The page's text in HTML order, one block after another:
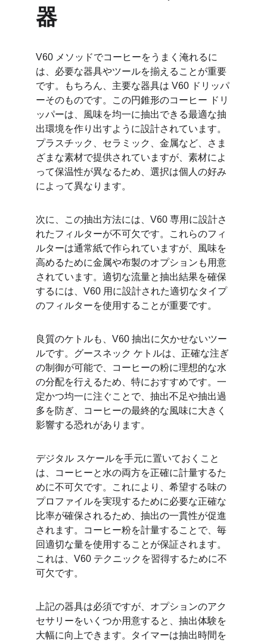
器
V60 メソッドでコーヒーをうまく淹れるに
は、必要な器具やツールを揃えることが重要
です。もちろん、主要な器具は V60 ドリッパ
ーそのものです。この円錐形のコーヒー ドリ
ッパーは、風味を均一に抽出できる最適な抽
出環境を作り出すように設計されています。
プラスチック、セラミック、金属など、さま
ざまな素材で提供されていますが、素材によ
って保温性が異なるため、選択は個人の好み
によって異なります。
次に、この抽出方法には、V60 専用に設計さ
れたフィルターが不可欠です。これらのフィ
ルターは通常紙で作られていますが、風味を
高めるために金属や布製のオプションも用意
されています。適切な流量と抽出結果を確保
するには、V60 用に設計された適切なタイプ
のフィルターを使用することが重要です。
良質のケトルも、V60 抽出に欠かせないツー
ルです。グースネック ケトルは、正確な注ぎ
の制御が可能で、コーヒーの粉に理想的な水
の分配を行えるため、特におすすめです。一
定かつ均一に注ぐことで、抽出不足や抽出過
多を防ぎ、コーヒーの最終的な風味に大きく
影響する恐れがあります。
デジタル スケールを手元に置いておくこと
は、コーヒーと水の両方を正確に計量するた
めに不可欠です。これにより、希望する味の
プロファイルを実現するために必要な正確な
比率が確保されるため、抽出の一貫性が促進
されます。コーヒー粉を計量することで、毎
回適切な量を使用することが保証されます。
これは、V60 テクニックを習得するために不
可欠です。
上記の器具は必須ですが、オプションのアク
セサリーをいくつか用意すると、抽出体験を
大幅に向上できます。タイマーは抽出時間を